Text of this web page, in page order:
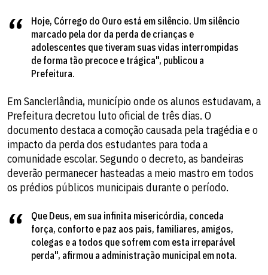
Hoje, Córrego do Ouro está em silêncio. Um silêncio
marcado pela dor da perda de crianças e
adolescentes que tiveram suas vidas interrompidas
de forma tão precoce e trágica", publicou a
Prefeitura.
Em Sanclerlândia, município onde os alunos estudavam, a
Prefeitura decretou luto oficial de três dias. O
documento destaca a comoção causada pela tragédia e o
impacto da perda dos estudantes para toda a
comunidade escolar. Segundo o decreto, as bandeiras
deverão permanecer hasteadas a meio mastro em todos
os prédios públicos municipais durante o período.
Que Deus, em sua infinita misericórdia, conceda
força, conforto e paz aos pais, familiares, amigos,
colegas e a todos que sofrem com esta irreparável
perda", afirmou a administração municipal em nota.